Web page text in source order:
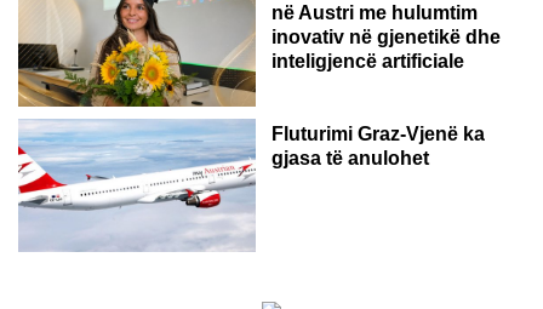
në Austri me hulumtim
inovativ në gjenetikë dhe
inteligjencë artificiale
Fluturimi Graz-Vjenë ka
gjasa të anulohet